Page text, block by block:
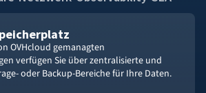
OVHcloud gemanagten
verfügen Sie über zentralisierte und
oder Backup-Bereiche für Ihre Daten.